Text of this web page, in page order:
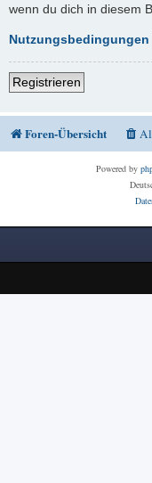
wenn du dich in diesem
Nutzungsbedingungen
Registrieren
Foren-Übersicht
Powered by